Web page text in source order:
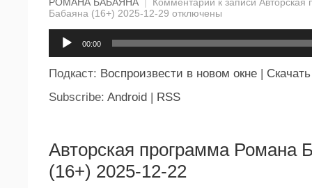
Бабаяна (16+) 2025-12-29 отключены
00:00
Подкаст: Воспроизвести в новом окне | Скачать
Subscribe: Android | RSS
Авторская программа Романа
(16+) 2025-12-22